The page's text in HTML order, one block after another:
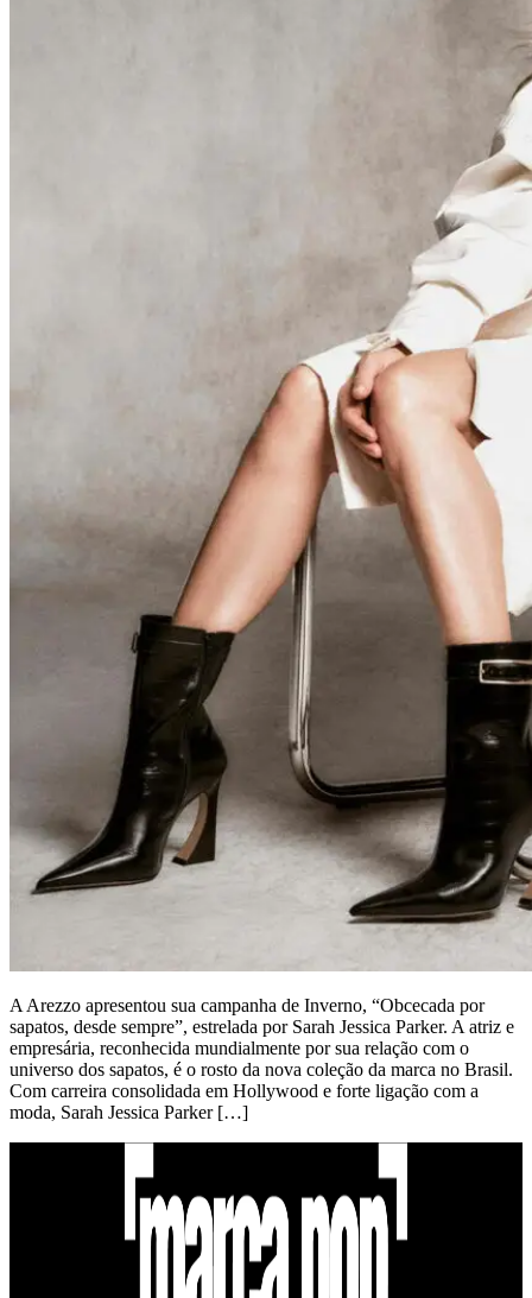
A Arezzo apresentou sua campanha de Inverno, “Obcecada por
sapatos, desde sempre”, estrelada por Sarah Jessica Parker. A atriz e
empresária, reconhecida mundialmente por sua relação com o
universo dos sapatos, é o rosto da nova coleção da marca no Brasil.
Com carreira consolidada em Hollywood e forte ligação com a
moda, Sarah Jessica Parker […]